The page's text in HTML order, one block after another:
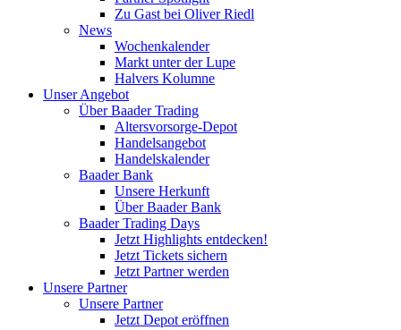
Zu Gast bei Oliver Riedl
News
Wochenkalender
Markt unter der Lupe
Halvers Kolumne
Unser Angebot
Über Baader Trading
Altersvorsorge-Depot
Handelsangebot
Handelskalender
Baader Bank
Unsere Herkunft
Über Baader Bank
Baader Trading Days
Jetzt Highlights entdecken!
Jetzt Tickets sichern
Jetzt Partner werden
Unsere Partner
Unsere Partner
Jetzt Depot eröffnen